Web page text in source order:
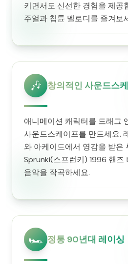
키면서도 신선한 경험을 제공
주얼과 칩튠 멜로디를 즐겨보
🎶 창의적인 사운드스
애니메이션 캐릭터를 드래그
사운드스케이프를 만드세요.
와 아케이드에서 영감을 받은
Sprunki(스프런키) 1996 핸즈
음악을 작곡하세요.
🏎️ 정통 90년대 레이싱